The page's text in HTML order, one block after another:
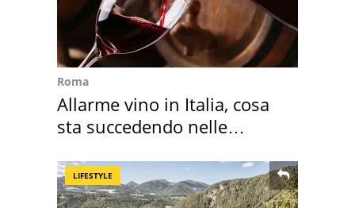
Roma
Allarme vino in Italia, cosa
sta succedendo nelle
LIFESTYLE